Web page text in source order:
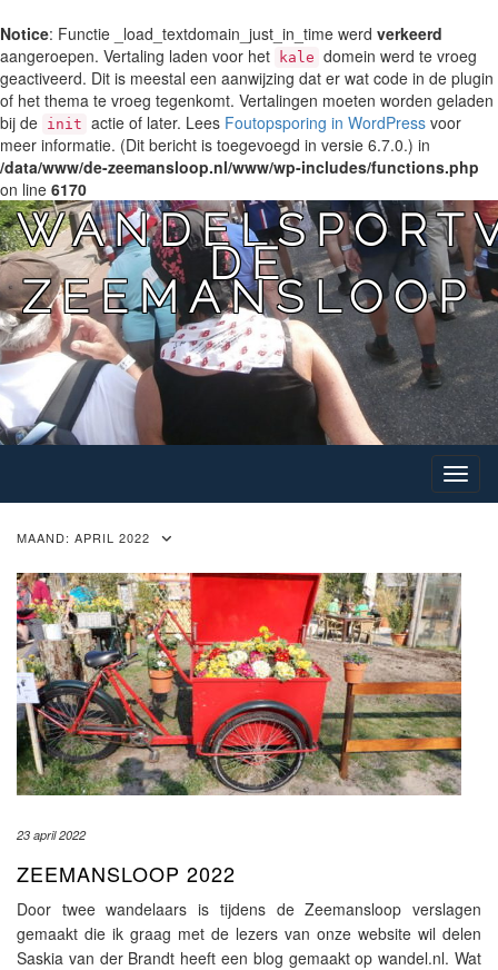
Notice: Functie _load_textdomain_just_in_time werd verkeerd
aangeroepen. Vertaling laden voor het
kale domein werd te vroeg
geactiveerd. Dit is meestal een aanwijzing dat er wat code in de plugin
of het thema te vroeg tegenkomt. Vertalingen moeten worden geladen
bij de init actie of later. Lees Foutopsporing in WordPress voor
meer informatie. (Dit bericht is toegevoegd in versie 6.7.0.) in
/data/www/de-zeemansloop.nl/www/wp-includes/functions.php
on line 6170
DE
ZEEMANSLOOP
MAAND: APRIL 2022
23 april 2022
ZEEMANSLOOP 2022
Door twee wandelaars is tijdens de Zeemansloop verslagen
gemaakt die ik graag met de lezers van onze website wil delen
Saskia van der Brandt heeft een blog gemaakt op wandel.nl. Wat